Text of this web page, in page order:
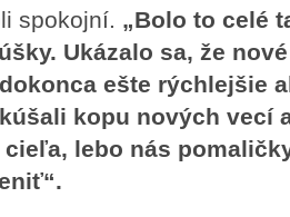
spokojní. „Bolo to celé
Ukázalo sa, že
ešte rýchlejšie
kopu nových vecí
lebo nás